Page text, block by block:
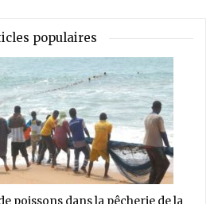
populaires
poissons dans la pêcherie de la